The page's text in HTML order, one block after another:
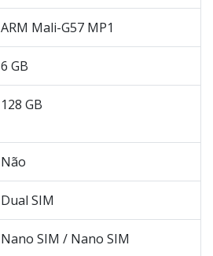
ARM Mali-G57 MP1
6 GB
128 GB
Não
Dual SIM
Nano SIM / Nano SIM